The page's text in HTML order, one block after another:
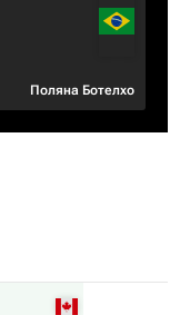
Поляна Ботелхо